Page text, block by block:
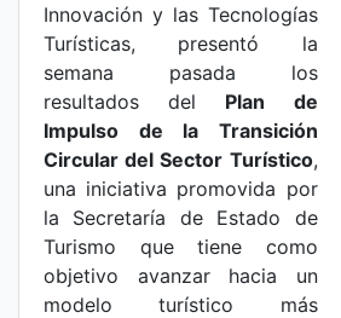
Innovación y las Tecnologías
Turísticas, presentó la
semana pasada los
resultados del Plan de
Impulso de la Transición
Circular del Sector Turístico,
una iniciativa promovida por
la Secretaría de Estado de
Turismo que tiene como
objetivo avanzar hacia un
modelo turístico más